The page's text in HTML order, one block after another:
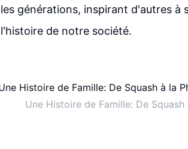
les générations, inspirant d'autres à
l'histoire de notre société.
Une Histoire de Famille: De